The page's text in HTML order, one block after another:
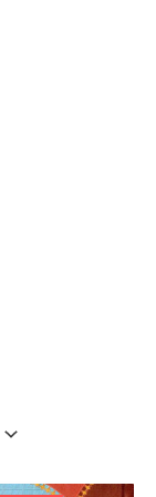
Original